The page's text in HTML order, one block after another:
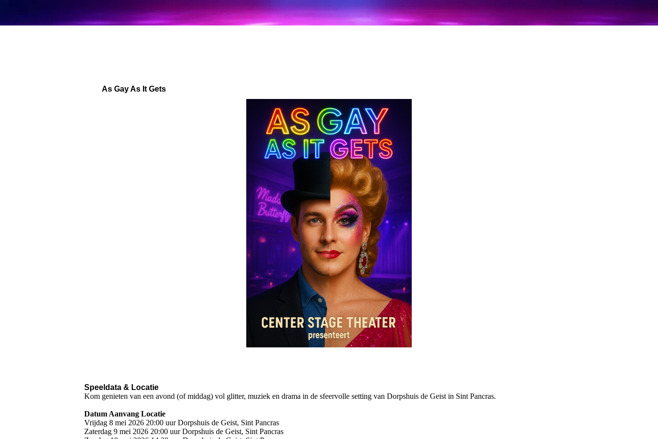
As Gay As It Gets
Speeldata & Locatie
Kom genieten van een avond (of middag) vol glitter, muziek en drama in de sfeervolle setting van Dorpshuis de Geist in Sint Pancras.
Datum Aanvang Locatie
Vrijdag 8 mei 2026 20:00 uur Dorpshuis de Geist, Sint Pancras
Zaterdag 9 mei 2026 20:00 uur Dorpshuis de Geist, Sint Pancras